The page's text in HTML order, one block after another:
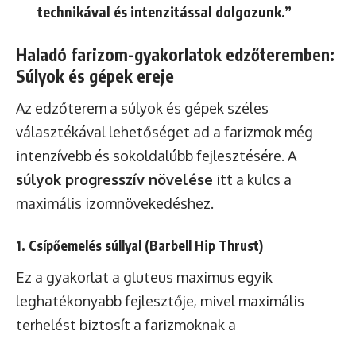
technikával és intenzitással dolgozunk.”
Haladó farizom-gyakorlatok edzőteremben:
Súlyok és gépek ereje
Az edzőterem a súlyok és gépek széles
választékával lehetőséget ad a farizmok még
intenzívebb és sokoldalúbb fejlesztésére. A
súlyok progresszív növelése itt a kulcs a
maximális izomnövekedéshez.
1. Csípőemelés súllyal (Barbell Hip Thrust)
Ez a gyakorlat a gluteus maximus egyik
leghatékonyabb fejlesztője, mivel maximális
terhelést biztosít a farizmoknak a